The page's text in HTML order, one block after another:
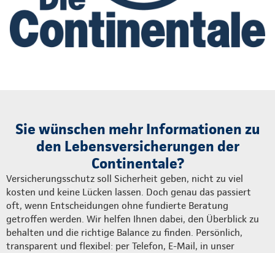
Sie wünschen mehr Informationen zu
den Lebensversicherungen der
Continentale?
Versicherungsschutz soll Sicherheit geben, nicht zu viel
kosten und keine Lücken lassen. Doch genau das passiert
oft, wenn Entscheidungen ohne fundierte Beratung
getroffen werden. Wir helfen Ihnen dabei, den Überblick zu
behalten und die richtige Balance zu finden. Persönlich,
transparent und flexibel: per Telefon, E-Mail, in unser